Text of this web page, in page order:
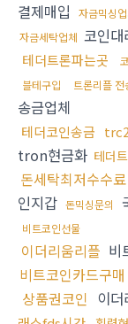
결제매입
자금믹싱
자금세탁업체 코인대
테더트론파는곳
블테구입 트론리플 전
송금업체
테더코인송금
tron현금화 테더
돈세탁최저수수료
인지갑 돈믹싱문의
비트코인선물
이더리움리플 비
비트코인카드구매
상품권코인 이